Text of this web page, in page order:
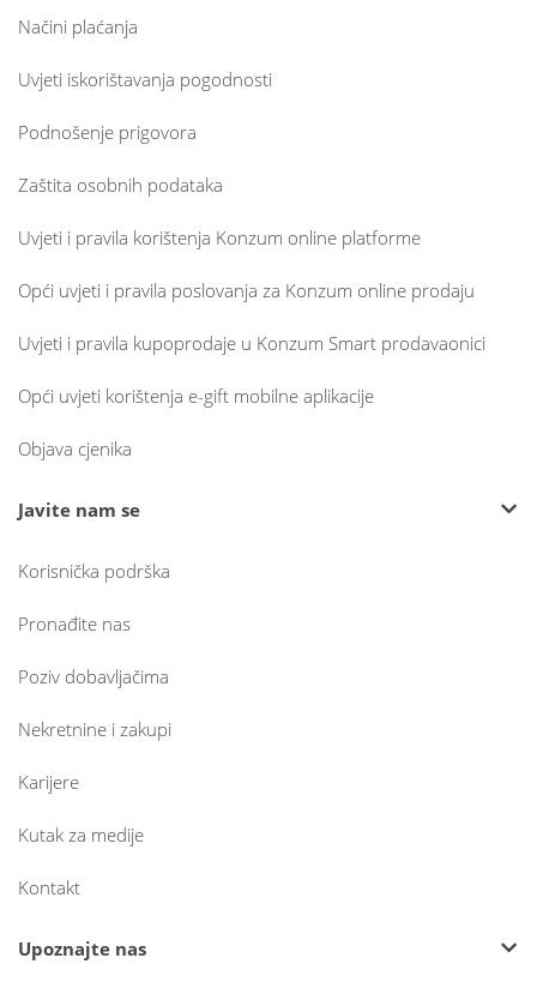
Načini plaćanja
Uvjeti iskorištavanja pogodnosti
Podnošenje prigovora
Zaštita osobnih podataka
Uvjeti i pravila korištenja Konzum online platforme
Opći uvjeti i pravila poslovanja za Konzum online prodaju
Uvjeti i pravila kupoprodaje u Konzum Smart prodavaonici
Opći uvjeti korištenja e-gift mobilne aplikacije
Objava cjenika
Javite nam se
Korisnička podrška
Pronađite nas
Poziv dobavljačima
Nekretnine i zakupi
Karijere
Kutak za medije
Kontakt
Upoznajte nas